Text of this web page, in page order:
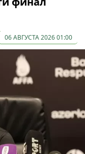
06 АВГУСТА 2026 01:00